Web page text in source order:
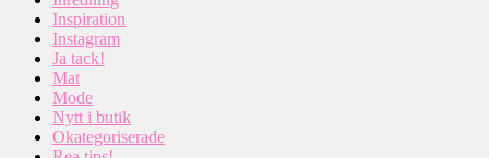
Inspiration
Instagram
Ja tack!
Mat
Mode
Nytt i butik
Okategoriserade